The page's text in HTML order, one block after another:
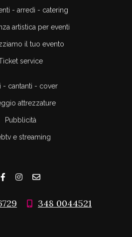
- arredi - catering
artistica per eventi
il tuo evento
service
- cantanti - cover
attrezzature
Pubblicità
e streaming
348 0044521